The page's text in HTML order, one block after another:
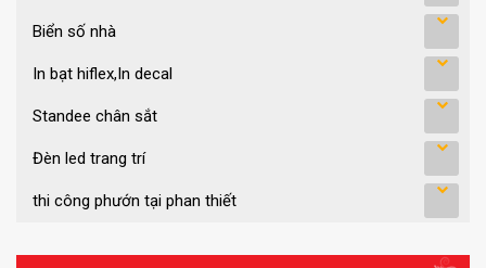
Biển số nhà
In bạt hiflex,In decal
Standee chân sắt
Đèn led trang trí
thi công phướn tại phan thiết